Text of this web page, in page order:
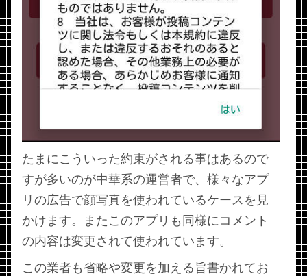
たまにこういった約束がされる事はあるので
すが多いのが中華系の運営者で、様々なアプ
リの広告で顔写真を使われているケースを見
かけます。またこのアプリも同様にコメント
の内容は変更されて使われています。
この業者も省略や変更を加える旨書かれてお